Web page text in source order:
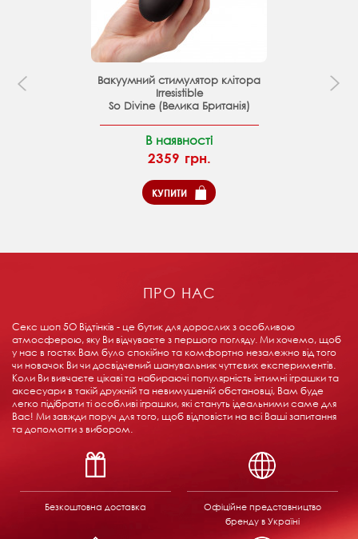
Вакуумний стимулятор клітора
Irresistible
So Divine (Велика Британія)
В наявності
2359 грн.
КУПИТИ
ПРО НАС
Секс шоп 5О Відтінків - це бутик для дорослих з особливою
атмосферою, яку Ви відчуваєте з першого погляду. Ми хочемо, щоб
у нас в гостях Вам було спокійно та комфортно незалежно від того
чи новачок Ви чи досвідчений шанувальник чуттєвих експериментів.
Коли Ви вивчаєте цікаві та набираючі популярність інтимні іграшки та
аксесуари в такій дружній та невимушеній обстановці, Вам буде
легко підібрати ті особливі іграшки, які стануть ідеальними саме для
Вас! Ми завжди поруч для того, щоб відповісти на всі Ваші запитання
та допомогти з вибором.
Безкоштовна доставка
Офіційне представництво
бренду в Україні